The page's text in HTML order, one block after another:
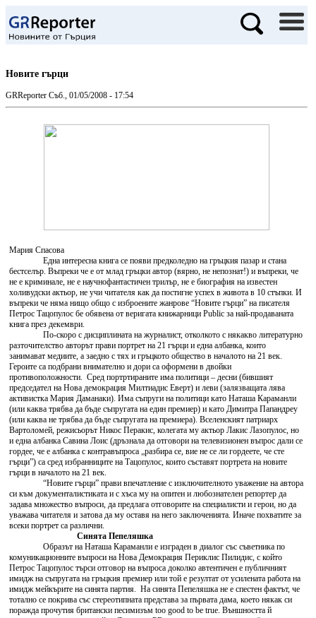
Новите гърци
GRReporter Съб., 01/05/2008 - 17:54
Мария Спасова
Една интересна книга се появи предколедно на гръцкия пазар и стана
бестселър. Въпреки че е от млад гръцки автор (вярно, не непознат!) и въпреки, че
не е криминале, не е научнофантастичен трилър, не е биография на известен
холивудски актьор, не учи читателя как да постигне успех в живота в 10 стъпки. И
въпреки че няма нищо общо с изброените жанрове “Новите гърци” на писателя
Петрос Тацопулос бе обявена от веригата книжарници Public за най-продаваната
книга през декември.
По-скоро с дисциплината на журналист, отколкото с някакво литературно
разточителство авторът прави портрет на 21 гърци и една албанка, които
занимават медиите, а заедно с тях и гръцкото общество в началото на 21 век.
Героите са подбрани внимателно и дори са оформени в двойки
противоположности. Сред портртираните има политици – десни (бившият
председател на Нова демокрация Милтиадис Еверт) и леви (залязващата лява
активистка Мария Даманаки). Има съпруги на политици като Наташа Караманли
(или каква трябва да бъде съпругата на един премиер) и като Димитра Папандреу
(или каква не трябва да бъде съпругата на премиера). Вселенският патриарх
Вартоломей, режисьорът Никос Перакис, колегата му актьор Лакис Лазопулос, но
и една албанка Савина Лоис (дръзнала да отговори на телевизионен въпрос дали се
гордее, че е албанка с контравъпроса „разбира се, вие не се ли гордеете, че сте
гърци”) са сред избранниците на Тацопулос, които съставят портрета на новите
гърци в началото на 21 век.
“Новите гърци” прави впечатление с изключителното уважение на автора
си към документалистиката и с хъса му на опитен и любознателен репортер да
задава множество въпроси, да предлага отговорите на специалисти и герои, но да
уважава читателя и затова да му оставя на него заключенията. Иначе похватите за
всеки портрет са различни.
Синята Пепеляшка
Образът на Наташа Караманли е изграден в диалог със съветника по
комуникационните въпроси на Нова Демокрация Периклис Пилидис, с който
Петрос Тацопулос търси отговор на въпроса доколко автентичен е публичният
имидж на съпругата на гръцкия премиер или той е резултат от усилената работа на
имидж мейкърите на синята партия. На синята Пепеляшка не е спестен фактът, че
тотално се покрива със стереотипната представа за първата дама, което някак си
поражда прочутия британски песимизъм too good to be true. Външността й